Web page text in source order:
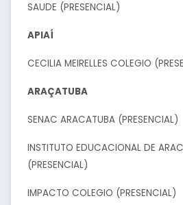
SAUDE (PRESENCIAL)
APIAÍ
CECILIA MEIRELLES COLEGIO
ARAÇATUBA
SENAC ARACATUBA (PRESENCIAL)
INSTITUTO EDUCACIONAL DE
(PRESENCIAL)
IMPACTO COLEGIO (PRESENCIAL)